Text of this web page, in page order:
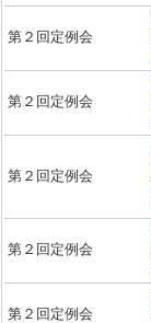
第２回定例会
第２回定例会
第２回定例会
第２回定例会
第２回定例会